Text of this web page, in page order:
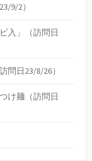
9/2）
入」（訪問日
問日23/8/26）
け麺（訪問日